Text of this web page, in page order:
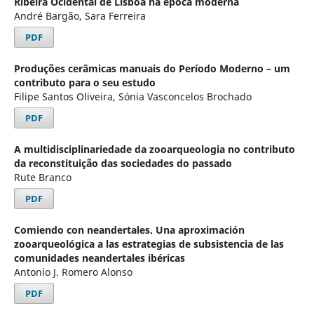
André Bargão, Sara Ferreira
PDF
Produções cerâmicas manuais do Período Moderno – um
contributo para o seu estudo
Filipe Santos Oliveira, Sónia Vasconcelos Brochado
PDF
A multidisciplinariedade da zooarqueologia no contributo
da reconstituição das sociedades do passado
Rute Branco
PDF
Comiendo con neandertales. Una aproximación
zooarqueológica a las estrategias de subsistencia de las
comunidades neandertales ibéricas
Antonio J. Romero Alonso
PDF